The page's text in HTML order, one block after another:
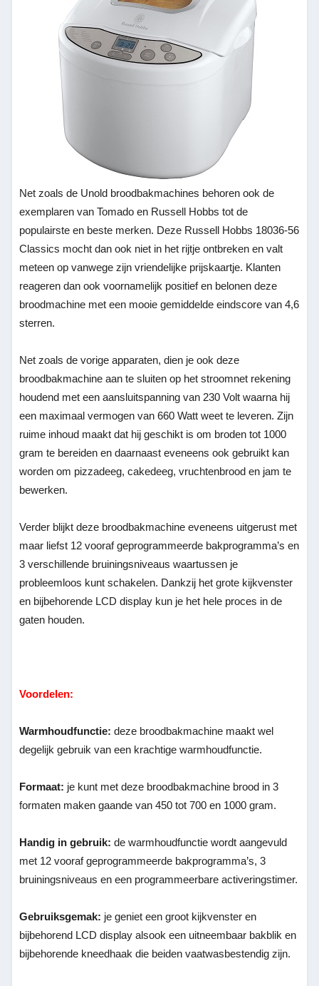
Net zoals de Unold broodbakmachines behoren ook de
exemplaren van Tomado en Russell Hobbs tot de
populairste en beste merken. Deze Russell Hobbs 18036-56
Classics mocht dan ook niet in het rijtje ontbreken en valt
meteen op vanwege zijn vriendelijke prijskaartje. Klanten
reageren dan ook voornamelijk positief en belonen deze
broodmachine met een mooie gemiddelde eindscore van 4,6
sterren.
Net zoals de vorige apparaten, dien je ook deze
broodbakmachine aan te sluiten op het stroomnet rekening
houdend met een aansluitspanning van 230 Volt waarna hij
een maximaal vermogen van 660 Watt weet te leveren. Zijn
ruime inhoud maakt dat hij geschikt is om broden tot 1000
gram te bereiden en daarnaast eveneens ook gebruikt kan
worden om pizzadeeg, cakedeeg, vruchtenbrood en jam te
bewerken.
Verder blijkt deze broodbakmachine eveneens uitgerust met
maar liefst 12 vooraf geprogrammeerde bakprogramma’s en
3 verschillende bruiningsniveaus waartussen je
probleemloos kunt schakelen. Dankzij het grote kijkvenster
en bijbehorende LCD display kun je het hele proces in de
gaten houden.
Voordelen:
Warmhoudfunctie: deze broodbakmachine maakt wel
degelijk gebruik van een krachtige warmhoudfunctie.
Formaat: je kunt met deze broodbakmachine brood in 3
formaten maken gaande van 450 tot 700 en 1000 gram.
Handig in gebruik: de warmhoudfunctie wordt aangevuld
met 12 vooraf geprogrammeerde bakprogramma’s, 3
bruiningsniveaus en een programmeerbare activeringstimer.
Gebruiksgemak: je geniet een groot kijkvenster en
bijbehorend LCD display alsook een uitneembaar bakblik en
bijbehorende kneedhaak die beiden vaatwasbestendig zijn.